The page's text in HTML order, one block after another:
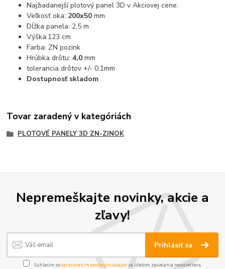
Najžiadanejší plotový panel 3D v Akciovej cene.
Veľkosť oka: 200x50 mm.
Dĺžka panela: 2,5 m
Výška:123 cm
Farba: ZN pozink
Hrúbka drôtu: 4,0mm
tolerancia drôtov +/- 0,1mm
Dostupnosť skladom
Tovar zaradený v kategóriách
PLOTOVÉ PANELY 3D ZN-ZINOK
Nepremeškajte novinky, akcie a
zľavy!
Prihlásiť sa
Súhlasím sospracovaním osobných údajov za účelom zasielania newslettera.